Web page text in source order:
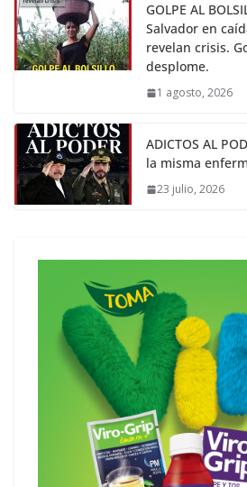
GOLPE AL
Salvador en
revelan crisis.
desplome.
1 agosto, 2026
ADICTOS AL
la misma
23 julio, 2026